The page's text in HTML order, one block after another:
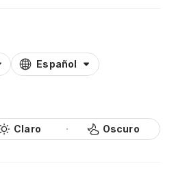
Español
Claro Oscuro